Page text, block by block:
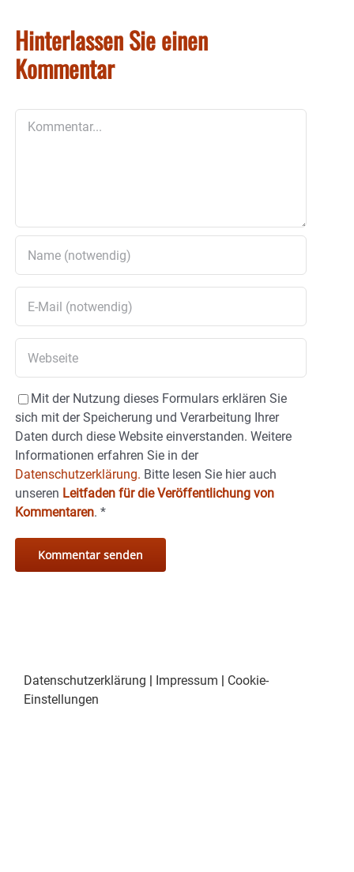
Hinterlassen Sie einen
Kommentar
Mit der Nutzung dieses Formulars erklären Sie
sich mit der Speicherung und Verarbeitung Ihrer
Daten durch diese Website einverstanden. Weitere
Informationen erfahren Sie in der
Datenschutzerklärung. Bitte lesen Sie hier auch
unseren Leitfaden für die Veröffentlichung von
Kommentaren. *
Datenschutzerklärung Impressum
Cookie-
Einstellungen